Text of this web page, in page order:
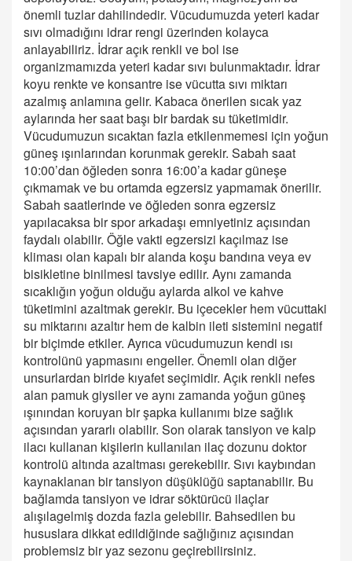
önemli tuzlar dahilindedir. Vücudumuzda yeteri kadar
sıvı olmadığını idrar rengi üzerinden kolayca
anlayabiliriz. İdrar açık renkli ve bol ise
organizmamızda yeteri kadar sıvı bulunmaktadır. İdrar
koyu renkte ve konsantre ise vücutta sıvı miktarı
azalmış anlamına gelir. Kabaca önerilen sıcak yaz
aylarında her saat başı bir bardak su tüketimidir.
Vücudumuzun sıcaktan fazla etkilenmemesi için yoğun
güneş ışınlarından korunmak gerekir. Sabah saat
10:00’dan öğleden sonra 16:00’a kadar güneşe
çıkmamak ve bu ortamda egzersiz yapmamak önerilir.
Sabah saatlerinde ve öğleden sonra egzersiz
yapılacaksa bir spor arkadaşı emniyetiniz açısından
faydalı olabilir. Öğle vakti egzersizi kaçılmaz ise
kliması olan kapalı bir alanda koşu bandına veya ev
bisikletine binilmesi tavsiye edilir. Aynı zamanda
sıcaklığın yoğun olduğu aylarda alkol ve kahve
tüketimini azaltmak gerekir. Bu içecekler hem vücuttaki
su miktarını azaltır hem de kalbin ileti sistemini negatif
bir biçimde etkiler. Ayrıca vücudumuzun kendi ısı
kontrolünü yapmasını engeller. Önemli olan diğer
unsurlardan biride kıyafet seçimidir. Açık renkli nefes
alan pamuk giysiler ve aynı zamanda yoğun güneş
ışınından koruyan bir şapka kullanımı bize sağlık
açısından yararlı olabilir. Son olarak tansiyon ve kalp
ilacı kullanan kişilerin kullanılan ilaç dozunu doktor
kontrolü altında azaltması gerekebilir. Sıvı kaybından
kaynaklanan bir tansiyon düşüklüğü saptanabilir. Bu
bağlamda tansiyon ve idrar söktürücü ilaçlar
alışılagelmiş dozda fazla gelebilir. Bahsedilen bu
hususlara dikkat edildiğinde sağlığınız açısından
problemsiz bir yaz sezonu geçirebilirsiniz.